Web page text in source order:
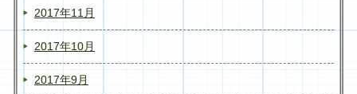
2017年11月
2017年10月
2017年9月